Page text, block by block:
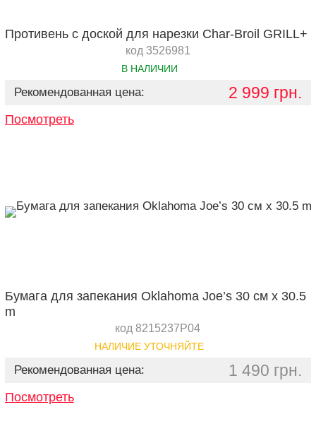
Противень c доской для нарезки Char-Broil GRILL+
код 3526981
В НАЛИЧИИ
Рекомендованная цена: 2 999 грн.
Посмотреть
Бумага для запекания Oklahoma Joe’s 30 см x 30.5
m
код 8215237P04
НАЛИЧИЕ УТОЧНЯЙТЕ
Рекомендованная цена: 1 490 грн.
Посмотреть